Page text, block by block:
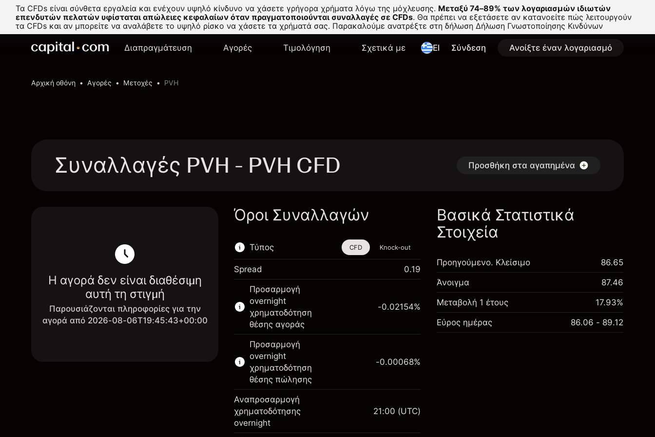
Τα CFDs είναι σύνθετα εργαλεία και ενέχουν υψηλό κίνδυνο να χάσετε γρήγορα χρήματα λόγω της μόχλευσης. Μεταξύ 74–89% των λογαριασμών ιδιωτών
επενδυτών πελατών υφίσταται απώλειες κεφαλαίων όταν πραγματοποιούνται συναλλαγές σε CFDs. Θα πρέπει να εξετάσετε αν κατανοείτε πώς λειτουργούν
τα CFDs και αν μπορείτε να αναλάβετε το υψηλό ρίσκο να χάσετε τα χρήματά σας. Παρακαλούμε ανατρέξτε στη δήλωση Δήλωση Γνωστοποίησης Κινδύνων
Διαπραγμάτευση Αγορές Τιμολόγηση Σχετικά με El Σύνδεση Ανοίξτε έναν λογαριασμό
Αρχική οθόνη Αγορές Μετοχές PVH
Συναλλαγές PVH - PVH CFD Προσθήκη στα αγαπημένα
Η αγορά δεν είναι διαθέσιμη
αυτή τη στιγμή
Παρουσιάζονται πληροφορίες για την
αγορά από 2026-08-06T19:45:43+00:00
Όροι Συναλλαγών
Τύπος
Αυτό το χρηματοοικονομικό εργαλείο είναι
διαθέσιμο για διαπραγμάτευση μέσω CFDs και
Knock-outs.
Μάθετε περισσότερα σχετικά με:
CFDs
Knock-outs
CFD Knock-out
Spread 0.19
Προσαρμογή
overnight
χρηματοδότηση
θέσης αγοράς
Περιθώριο. Η επένδυσή
σας
$1,000.00
-0.02154%
Προσαρμογή
overnight
χρηματοδότηση
θέσης πώλησης
-0.00068%
Αναπροσαρμογή
χρηματοδότησης
overnight
21:00 (UTC)
Βασικά Στατιστικά
Στοιχεία
Προηγούμενο. Κλείσιμο 86.65
Άνοιγμα 87.46
Μεταβολή 1 έτους 17.93%
Εύρος ημέρας 86.06 - 89.12